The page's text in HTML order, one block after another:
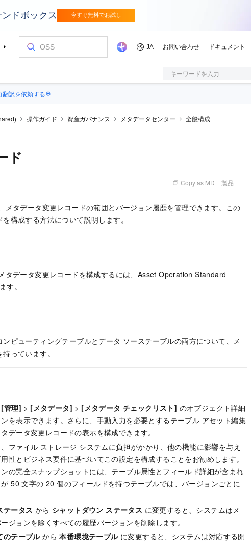
キーワードを入力
翻訳を依頼する
操作ガイド 資産ガバナンス メタデータセンター
全般構成
ド
Copy as MD 製品
メタデータ変更レコードの範囲とバージョン履歴を管理できます。この
構成する方法について説明します。
タデータ変更レコードを構成するには、Asset Operation Standard
す。
ピューティングテーブルとデータ ソーステーブルの両方について、メ
っています。
[管理] > [メタデータ] > [メタデータ チェックリスト] のオブジェクト詳細
を表示できます。さらに、手動入力を必要とするテーブル アセット編集
データ変更レコードの表示を構成できます。
ファイル ストレージ システムに負担がかかり、他の機能に影響を与え
性とビジネス要件に基づいてこの設定を構成することをお勧めします。
ンの完全スナップショットには、テーブル属性とフィールド詳細が含まれ
50 文字の 20 個のフィールドを持つテーブルでは、バージョンごとに
テータス から シャットダウン ステータス に変更すると、システムはメ
ジョンを除くすべての履歴バージョンを削除します。
のテーブルから本番環境テーブルに変更すると、システムは対応する開